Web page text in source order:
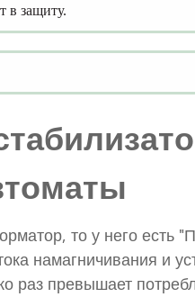
в защиту.
то у него есть
намагничивания и
раз превышает